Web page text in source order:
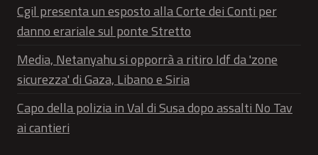
Cgil presenta un esposto alla Corte dei Conti per
danno erariale sul ponte Stretto
Media, Netanyahu si opporrà a ritiro Idf da 'zone
sicurezza' di Gaza, Libano e Siria
Capo della polizia in Val di Susa dopo assalti No Tav
ai cantieri